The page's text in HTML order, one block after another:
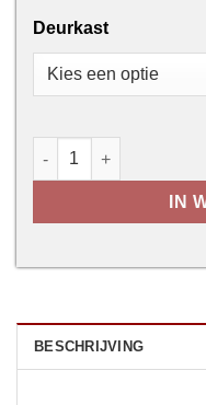
Deurkast
Moulura M01 aantal
IN
BESCHRIJVING